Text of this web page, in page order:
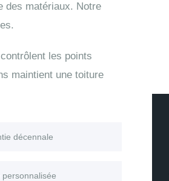
des matériaux. Notre
les points
maintient une toiture
décennale
personnalisée